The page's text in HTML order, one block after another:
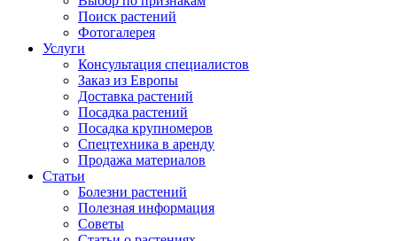
Поиск растений
Фотогалерея
Услуги
Консультация специалистов
Заказ из Европы
Доставка растений
Посадка растений
Посадка крупномеров
Спецтехника в аренду
Продажа материалов
Статьи
Болезни растений
Полезная информация
Советы